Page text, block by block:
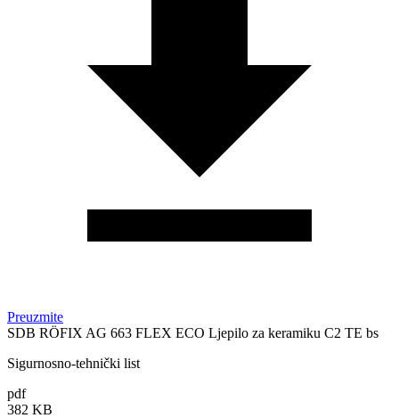
Preuzmite
SDB RÖFIX AG 663 FLEX ECO Ljepilo za keramiku C2 TE bs
Sigurnosno-tehnički list
pdf
382 KB